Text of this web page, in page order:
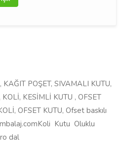
POŞET, SIVAMALI KUTU,
KESİMLİ KUTU , OFSET
OFSET KUTU, Ofset baskılı
 Kutu  Oluklu
dal